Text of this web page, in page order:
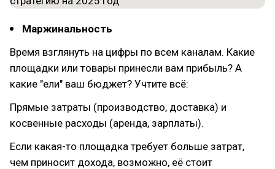
Маржинальность
Время взглянуть на цифры по всем каналам. Какие
площадки или товары принесли вам прибыль? А
какие "ели" ваш бюджет? Учтите всё:
Прямые затраты (производство, доставка) и
косвенные расходы (аренда, зарплаты).
Если какая-то площадка требует больше затрат,
чем приносит дохода, возможно, её стоит